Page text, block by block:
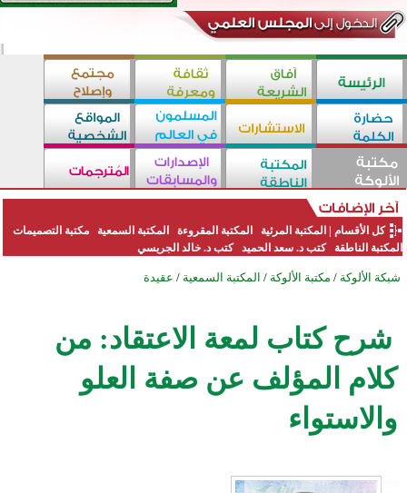
كل الأقسام المكتبة المرئية المكتبة المقروءة المكتبة السمعية
مكتبة التصميمات
المكتبة الناطقة
كتب د. سعد الحميد كتب د. خالد الجريسي
شبكة الألوكة / مكتبة الألوكة / المكتبة السمعية / عقيدة
شرح كتاب لمعة الاعتقاد: من
كلام المؤلف عن صفة العلو
والاستواء